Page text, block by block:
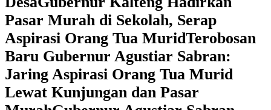
Pasar Murah di Sekolah, Serap
Aspirasi Orang Tua Murid‎Terobosan
Baru Gubernur Agustiar Sabran:
Jaring Aspirasi Orang Tua Murid
Lewat Kunjungan dan Pasar